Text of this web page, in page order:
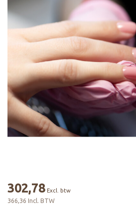
302,78 Excl. btw
366,36 Incl. BTW